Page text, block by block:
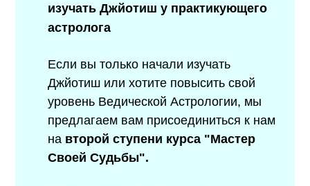
изучать Джйотиш у практикующего
астролога
Если вы только начали изучать
Джйотиш или хотите повысить свой
уровень Ведической Астрологии, мы
предлагаем вам присоединиться к нам
на второй ступени курса "Мастер
Своей Судьбы".